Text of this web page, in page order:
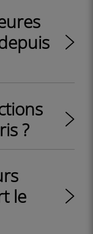
?
le